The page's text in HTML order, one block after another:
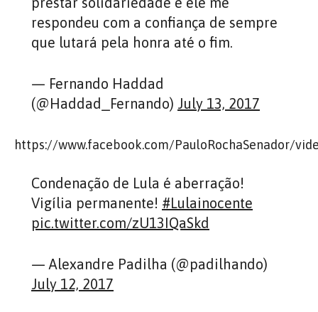
respondeu com a confiança de sempre
que lutará pela honra até o fim.
— Fernando Haddad
(@Haddad_Fernando) July 13, 2017
https://www.facebook.com/PauloRochaSenador/
Condenação de Lula é aberração!
Vigília permanente! #Lulainocente
pic.twitter.com/zU13IQaSkd
— Alexandre Padilha (@padilhando)
July 12, 2017